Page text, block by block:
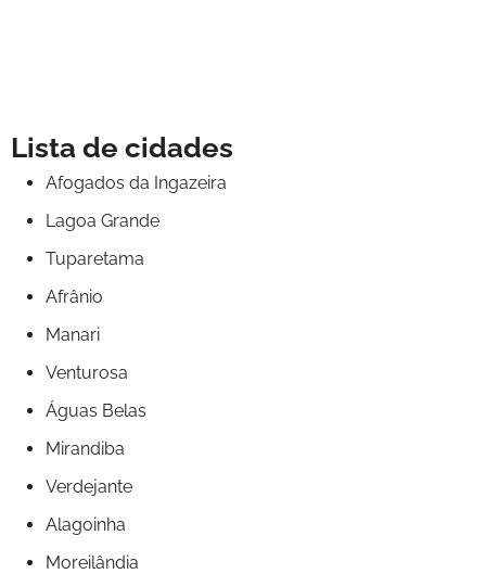
Lista de cidades
Afogados da Ingazeira
Lagoa Grande
Tuparetama
Afrânio
Manari
Venturosa
Águas Belas
Mirandiba
Verdejante
Alagoinha
Moreilândia